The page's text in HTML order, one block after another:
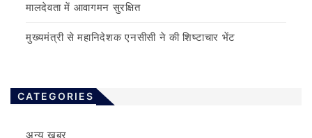
मालदेवता में आवागमन सुरक्षित
मुख्यमंत्री से महानिदेशक एनसीसी ने की शिष्टाचार भेंट
CATEGORIES
अन्य खबर